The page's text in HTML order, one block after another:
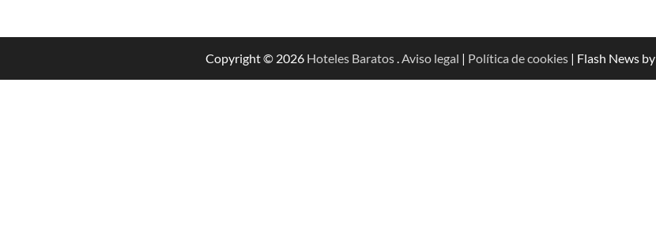
Copyright © 2026 Hoteles Baratos.Aviso legal | Política de cookies | Flash News by